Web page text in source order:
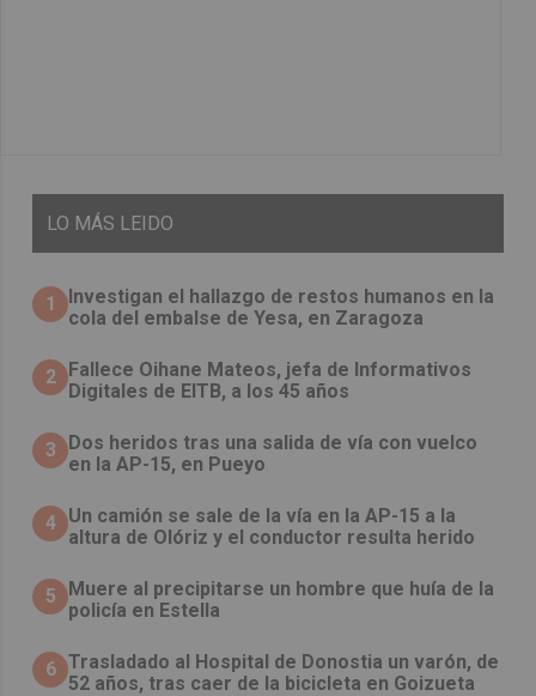
LO MÁS LEIDO
1
Investigan el hallazgo de restos humanos en la
cola del embalse de Yesa, en Zaragoza
2 Fallece Oihane Mateos, jefa de Informativos
Digitales de EITB, a los 45 años
3
Dos heridos tras una salida de vía con vuelco
en la AP-15, en Pueyo
4 Un camión se sale de la vía en la AP-15 a la
altura de Olóriz y el conductor resulta herido
5
Muere al precipitarse un hombre que huía de la
policía en Estella
6 Trasladado al Hospital de Donostia un varón, de
52 años, tras caer de la bicicleta en Goizueta